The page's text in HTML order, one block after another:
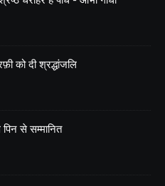
को दी श्रद्धांजलि
से सम्मानित